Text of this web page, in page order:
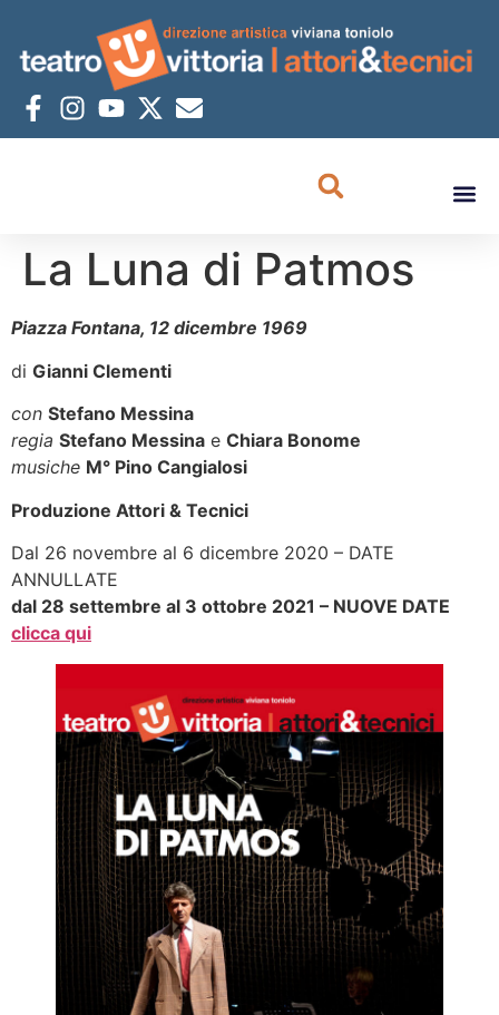
La Luna di Patmos
Piazza Fontana, 12 dicembre 1969
di Gianni Clementi
con Stefano Messina
regia Stefano Messina e Chiara Bonome
musiche M° Pino Cangialosi
Produzione Attori & Tecnici
Dal 26 novembre al 6 dicembre 2020 – DATE
ANNULLATE
dal 28 settembre al 3 ottobre 2021 – NUOVE DATE
clicca qui